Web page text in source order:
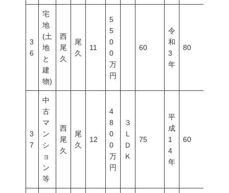
3
6
宅
地
(土
地
と
建
物)
西
尾
久
尾
久
11
5
5
0
0
万
円
60
令
和
3
年
80
3
7
中
古
マ
ン
シ
ョ
ン
等
西
尾
久
尾
久
12
4
8
0
0
万
円
３
Ｌ
Ｄ
Ｋ
75
平
成
1
4
年
60